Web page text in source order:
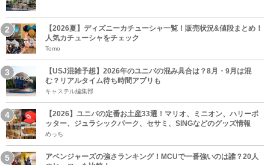
【2026夏】ディズニーカチューシャ一覧！販売状況&値段まとめ！
人気カチューシャをチェック
Tomo
【USJ混雑予想】2026年のユニバの混み具合は？8月・9月は混
む？リアルタイム待ち時間アプリも
キャステル編集部
【2026】ユニバの定番お土産33選！マリオ、ミニオン、ハリーポ
ッター、ジュラシックパーク、セサミ、SINGなどのグッズ情報
めっち
アベンジャーズの強さランキング！MCUで一番強いのは誰？20人